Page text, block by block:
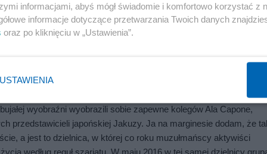
na temat tego jak tkanka społeczna, którą uznajemy za
staje na przejściu dla pieszych i jest mijany przez
współobywateli powoduje, że ta sytuacja śmiertelnego zagrożenia
w kopenhaskiej dzielnicy Norrebro, która, jak przekonywały
wyobraźni wyobrazili sobie zapewne kolegów Ala Capone,
przedstawicieli japońskiej Jakuzy. Ja na marginesie dodam, że
a jest to dzielnica, w której co roku muzułmańscy aktywiści
według reguł szariatu. W maju 2016 w tej samej dzielnicy
informacjami, abyś mógł świadomie i komfortowo korzystać z
informacje dotyczące przetwarzania Twoich danych
oraz po kliknięciu w „Ustawienia”.
USTAWIENIA